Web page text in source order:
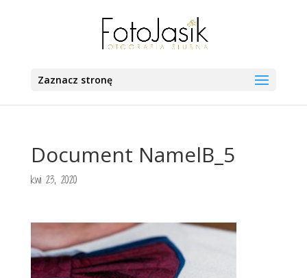
Zaznacz stronę
Document NamelB_5
kwi 23, 2020